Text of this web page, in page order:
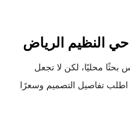
النظيم الرياض
بحثًا محليًا، لكن لا تجعل
اطلب تفاصيل التصميم وسعرًا